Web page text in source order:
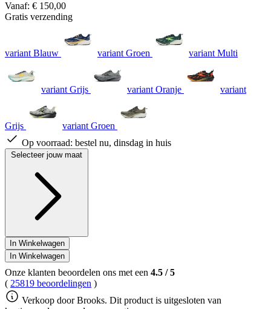
Vanaf: € 150,00
Gratis verzending
variant Blauw variant Groen variant Multi
variant Grijs variant Oranje variant
Grijs
variant Groen
Op voorraad: bestel nu, dinsdag in huis
Selecteer jouw maat
In Winkelwagen
In Winkelwagen
Onze klanten beoordelen ons met een 4.5 /5
( 25819 beoordelingen )
Verkoop door Brooks. Dit product is uitgesloten van